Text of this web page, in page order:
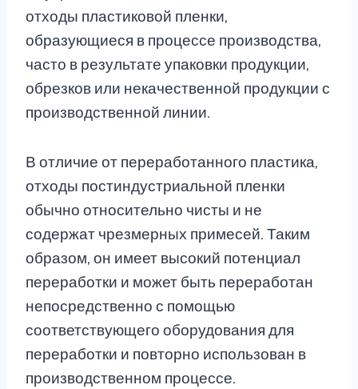
отходы пластиковой пленки,
образующиеся в процессе производства,
часто в результате упаковки продукции,
обрезков или некачественной продукции с
производственной линии.
В отличие от переработанного пластика,
отходы постиндустриальной пленки
обычно относительно чисты и не
содержат чрезмерных примесей. Таким
образом, он имеет высокий потенциал
переработки и может быть переработан
непосредственно с помощью
соответствующего оборудования для
переработки и повторно использован в
производственном процессе.